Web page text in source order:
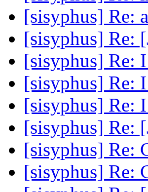
[sisyphus] Re:
[sisyphus] Re:
[sisyphus] Re:
[sisyphus] Re:
[sisyphus] Re:
[sisyphus] Re:
[sisyphus] Re:
[sisyphus] Re: